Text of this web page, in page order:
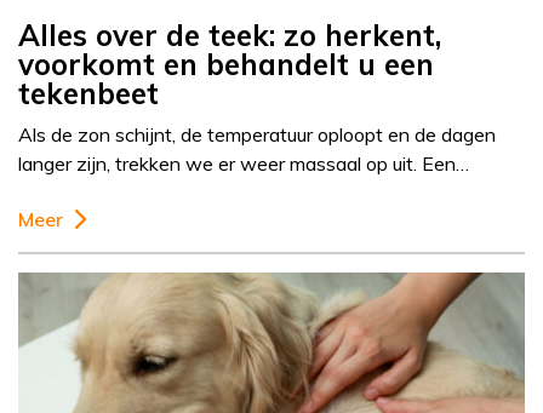
Alles over de teek: zo herkent,
voorkomt en behandelt u een
tekenbeet
Als de zon schijnt, de temperatuur oploopt en de dagen
langer zijn, trekken we er weer massaal op uit. Een…
Meer